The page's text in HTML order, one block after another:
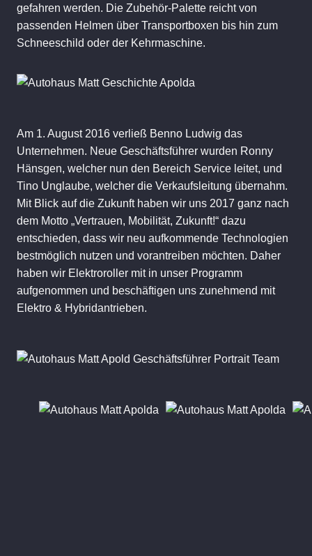
gefahren werden. Die Zubehör-Palette reicht von
passenden Helmen über Transportboxen bis hin zum
Schneeschild oder der Kehrmaschine.
Am 1. August 2016 verließ Benno Ludwig das
Unternehmen. Neue Geschäftsführer wurden Ronny
Hänsgen, welcher nun den Bereich Service leitet, und
Tino Unglaube, welcher die Verkaufsleitung übernahm.
Mit Blick auf die Zukunft haben wir uns 2017 ganz nach
dem Motto „Vertrauen, Mobilität, Zukunft!“ dazu
entschieden, dass wir neu aufkommende Technologien
bestmöglich nutzen und vorantreiben möchten. Daher
haben wir Elektroroller mit in unser Programm
aufgenommen und beschäftigen uns zunehmend mit
Elektro & Hybridantrieben.